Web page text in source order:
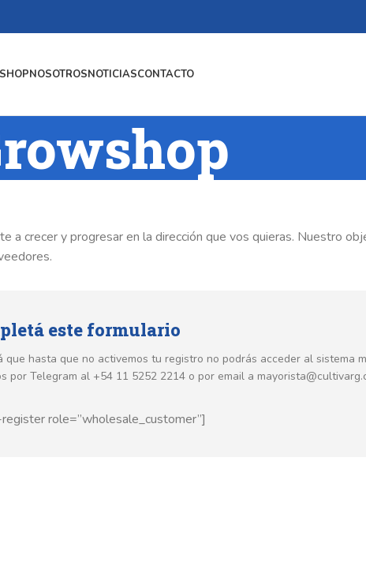
NOSOTROSNOTICIASCONTACTO
a crecer y progresar en la dirección que vos quieras. Nuestro
este formulario
que hasta que no activemos tu registro no podrás acceder al sistema
por Telegram al +54 11 5252 2214 o por email a
role=”wholesale_customer”]